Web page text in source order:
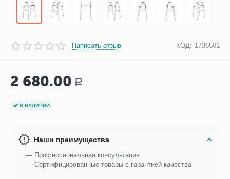
Написать отзыв КОД: 1736501
2 680.00 Р
В НАЛИЧИИ
Наши преимущества
— Профессиональная консультация
— Сертифицированные товары с гарантией качества